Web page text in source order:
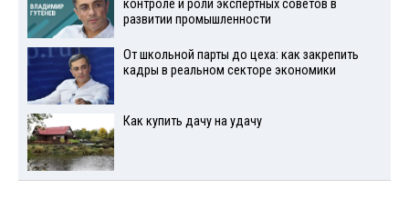
контроле и роли экспертных советов в
развитии промышленности
От школьной парты до цеха: как закрепить
кадры в реальном секторе экономики
Как купить дачу на удачу